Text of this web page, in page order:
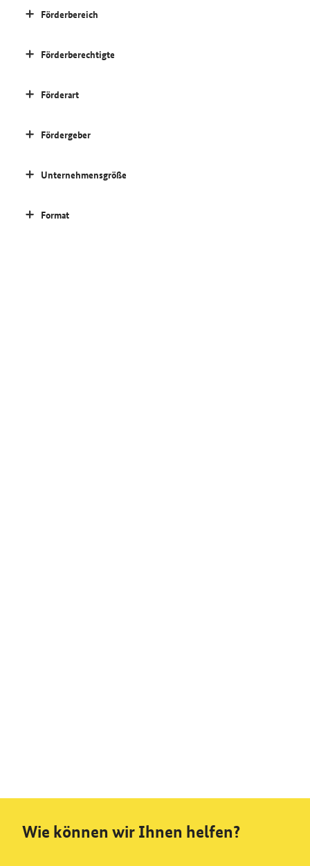
Förderbereich
Förderberechtigte
Förderart
Fördergeber
Unternehmensgröße
Format
Wie können wir Ihnen helfen?